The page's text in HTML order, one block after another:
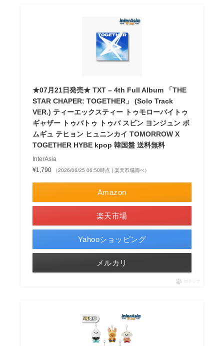
★07月21日発売★ TXT – 4th Full Album 「THE
STAR CHAPER: TOGETHER」 (Solo Track
VER.) ティーエックスティー トゥモローバイトゥ
ギャザー トゥバトゥ トゥバ スビン ヨンジュン ボ
ムギュ テヒョン ヒュニンカイ TOMORROW X
TOGETHER HYBE kpop 韓国盤 送料無料
InterAsia
¥1,790
（2026/06/25 06:50時点 | 楽天市場調べ）
Amazon
楽天市場
Yahooショッピング
メルカリ
ポチップ